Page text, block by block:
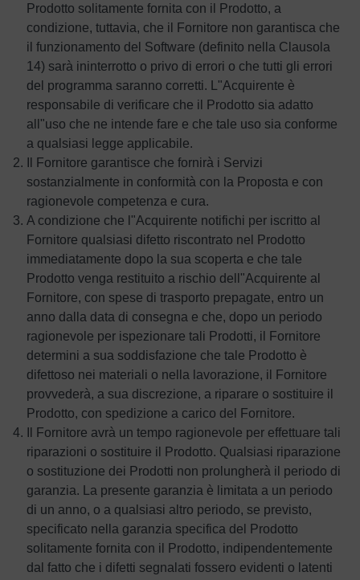
Prodotto solitamente fornita con il Prodotto, a
condizione, tuttavia, che il Fornitore non garantisca che
il funzionamento del Software (definito nella Clausola
14) sarà ininterrotto o privo di errori o che tutti gli errori
del programma saranno corretti. L"Acquirente è
responsabile di verificare che il Prodotto sia adatto
all"uso che ne intende fare e che tale uso sia conforme
a qualsiasi legge applicabile.
Il Fornitore garantisce che fornirà i Servizi
sostanzialmente in conformità con la Proposta e con
ragionevole competenza e cura.
A condizione che l"Acquirente notifichi per iscritto al
Fornitore qualsiasi difetto riscontrato nel Prodotto
immediatamente dopo la sua scoperta e che tale
Prodotto venga restituito a rischio dell"Acquirente al
Fornitore, con spese di trasporto prepagate, entro un
anno dalla data di consegna e che, dopo un periodo
ragionevole per ispezionare tali Prodotti, il Fornitore
determini a sua soddisfazione che tale Prodotto è
difettoso nei materiali o nella lavorazione, il Fornitore
provvederà, a sua discrezione, a riparare o sostituire il
Prodotto, con spedizione a carico del Fornitore.
Il Fornitore avrà un tempo ragionevole per effettuare tali
riparazioni o sostituire il Prodotto. Qualsiasi riparazione
o sostituzione dei Prodotti non prolungherà il periodo di
garanzia. La presente garanzia è limitata a un periodo
di un anno, o a qualsiasi altro periodo, se previsto,
specificato nella garanzia specifica del Prodotto
solitamente fornita con il Prodotto, indipendentemente
dal fatto che i difetti segnalati fossero evidenti o latenti